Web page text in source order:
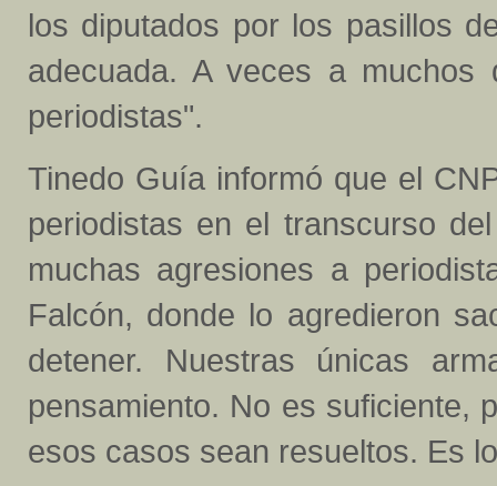
los diputados por los pasillos
adecuada. A veces a
periodistas".
Tinedo Guía informó que el
periodistas en el transcurso
muchas agresiones a
Falcón, donde lo agredieron
detener. Nuestras únicas
pensamiento. No es suficiente,
esos casos sean resueltos. Es